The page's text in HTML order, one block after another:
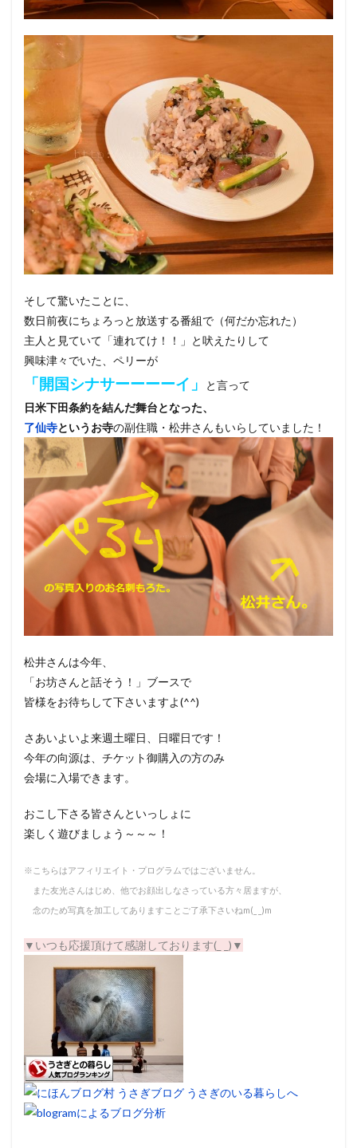
そして驚いたことに、
数日前夜にちょろっと放送する番組で（何だか忘れた）
主人と見ていて「連れてけ！！」と吠えたりして
興味津々でいた、ペリーが
「開国シナサーーーーイ」
と言って
日米下田条約を結んだ舞台となった、
了仙寺というお寺の副住職・松井さんもいらしていました！
松井さんは今年、
「お坊さんと話そう！」ブースで
皆様をお待ちして下さいますよ(^^)
さあいよいよ来週土曜日、日曜日です！
今年の向源は、チケット御購入の方のみ
会場に入場できます。
おこし下さる皆さんといっしょに
楽しく遊びましょう～～～！
※こちらはアフィリエイト・プログラムではございません。
また友光さんはじめ、他でお顔出しなさっている方々居ますが、
念のため写真を加工してありますことご了承下さいねm(_ _)m
▼いつも応援頂けて感謝しております(_ _)▼